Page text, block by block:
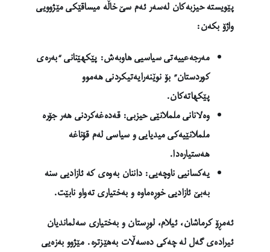
پێویستە حیزبەکان لەسەر ئەم سێ خاڵە میساقێکی مێژوویی
واژۆ بکەن:
مەرجەعییەتی سیاسیی هاوبەش: پێکهێنانی “بەرەی
کوردستان” بۆ نوێنەرایەتیکردنی هەموو
پێکهاتەکان.
وەلانانی ململانێی حیزبی: قەدەغەکردنی هەر جۆرە
ململانێیەکی میدیایی و سیاسی لەم قۆناغە
هەستیارەدا.
یەکسانیی ناوچەیی: داننان بەوەی کە ئازادیی سنە
بەبێ ئازادیی خوڕەماوە و بەختیاری تەواو نابێت.
ئەمڕۆ کرماشان، ئیلام، لوڕستان و بەختیاری سەلماندیان
ئیرادەی گەل لە چەکی دەسەڵات بەهێزترە. مێژوو بەزەیی